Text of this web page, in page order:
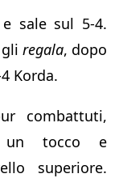
sale sul 5-4.
regala, dopo
Korda.
combattuti,
un tocco e
superiore.